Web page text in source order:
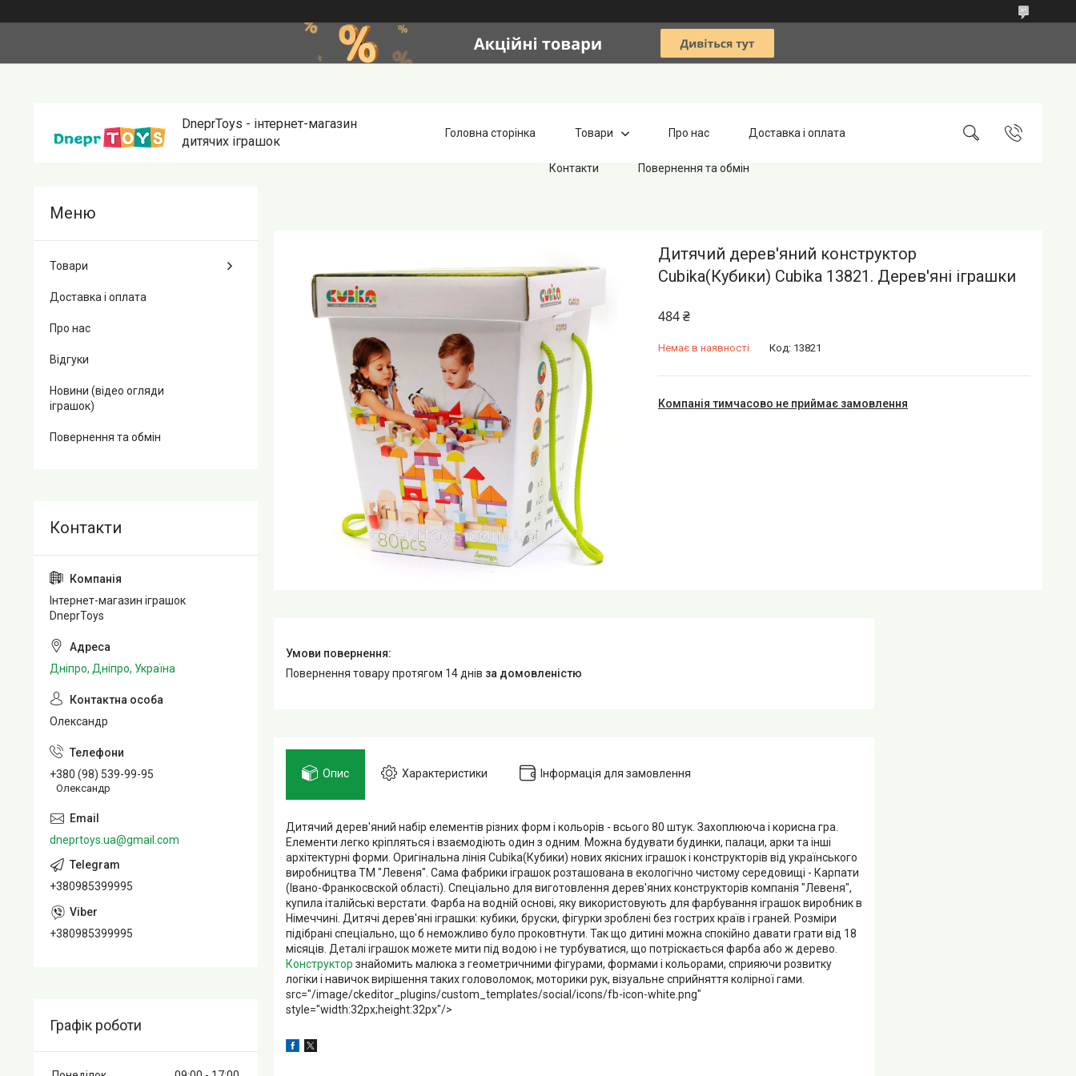
DneprToys - інтернет-магазин
дитячих іграшок
Головна сторінка Товари Про нас Доставка і оплата
Контакти Повернення та обмін
Дитячий дерев'яний конструктор
Cubika(Кубики) Cubika 13821. Дерев'яні іграшки
484 ₴
Немає в наявності Код: 13821
Компанія тимчасово не приймає замовлення
повернення товару протягом 14 днів за домовленістю
Опис Характеристики Інформація для замовлення
Дитячий дерев'яний набір елементів різних форм і кольорів - всього 80 штук. Захоплююча і корисна гра.
Елементи легко кріпляться і взаємодіють один з одним. Можна будувати будинки, палаци, арки та інші
архітектурні форми. Оригінальна лінія Cubika(Кубики) нових якісних іграшок і конструкторів від українського
виробництва ТМ "Левеня". Сама фабрики іграшок розташована в екологічно чистому середовищі - Карпати
(Івано-Франкосвской області). Спеціально для виготовлення дерев'яних конструкторів компанія "Левеня",
купила італійські верстати. Фарба на водній основі, яку використовують для фарбування іграшок виробник в
Німеччині. Дитячі дерев'яні іграшки: кубики, бруски, фігурки зроблені без гострих країв і граней. Розміри
підібрані спеціально, що б неможливо було проковтнути. Так що дитині можна спокійно давати грати від 18
місяців. Деталі іграшок можете мити під водою і не турбуватися, що потріскається фарба або ж дерево.
Конструктор знайомить малюка з геометричними фігурами, формами і кольорами, сприяючи розвитку
логіки і навичок вирішення таких головоломок, моторики рук, візуальне сприйняття колірної гами.
src="/image/ckeditor_plugins/custom_templates/social/icons/fb-icon-white.png"
style="width:32px;height:32px"/>
Товари
Доставка і оплата
Про нас
Відгуки
Новини (відео огляди
іграшок)
Повернення та обмін
Інтернет-магазин іграшок
DneprToys
Дніпро, Дніпро, Україна
Олександр
+380 (98) 539-99-95
Олександр
dneprtoys.ua@gmail.com
+380985399995
+380985399995
Графік роботи